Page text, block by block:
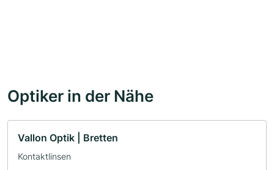
Optiker in der Nähe
Vallon Optik | Bretten
Kontaktlinsen